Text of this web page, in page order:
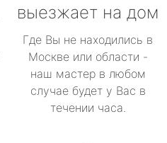
выезжает на дом
Где Вы не находились в
Москве или области -
наш мастер в любом
случае будет у Вас в
течении часа.